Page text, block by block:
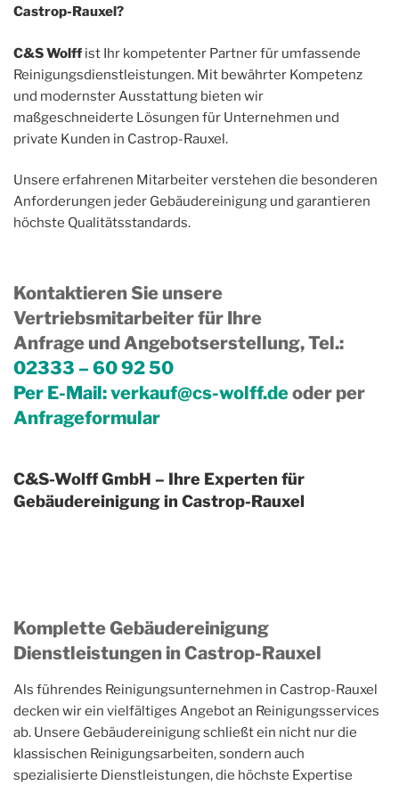
Castrop-Rauxel?
C&S Wolff ist Ihr kompetenter Partner für umfassende
Reinigungsdienstleistungen. Mit bewährter Kompetenz
und modernster Ausstattung bieten wir
maßgeschneiderte Lösungen für Unternehmen und
private Kunden in Castrop-Rauxel.
Unsere erfahrenen Mitarbeiter verstehen die besonderen
Anforderungen jeder Gebäudereinigung und garantieren
höchste Qualitätsstandards.
Kontaktieren Sie unsere
Vertriebsmitarbeiter für Ihre
Anfrage und Angebotserstellung, Tel.:
02333 – 60 92 50
Per E-Mail:verkauf@cs-wolff.deoder per
Anfrageformular
C&S-Wolff GmbH – Ihre Experten für
Gebäudereinigung in Castrop-Rauxel
Komplette Gebäudereinigung
Dienstleistungen in Castrop-Rauxel
Als führendes Reinigungsunternehmen in Castrop-Rauxel
decken wir ein vielfältiges Angebot an Reinigungsservices
ab. Unsere Gebäudereinigung schließt ein nicht nur die
klassischen Reinigungsarbeiten, sondern auch
spezialisierte Dienstleistungen, die höchste Expertise